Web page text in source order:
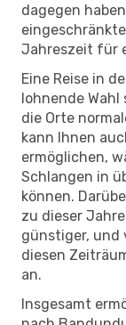
dagegen
Jahreszeit für
Eine Reise in
lohnende
die Orte
kann Ihnen
ermöglichen,
Schlangen in
können.
zu dieser
günstiger, und
diesen
an.
Insgesamt